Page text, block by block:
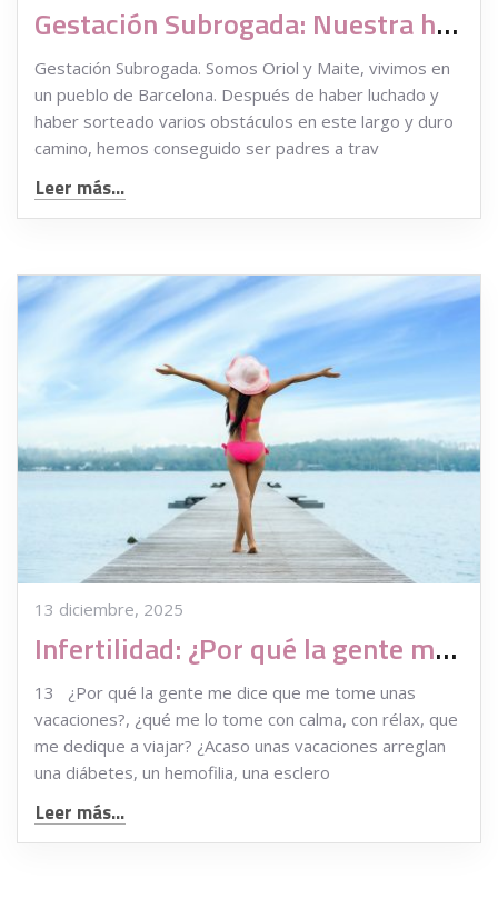
Gestación Subrogada: Nuestra historia, un proceso real
Gestación Subrogada. Somos Oriol y Maite, vivimos en
un pueblo de Barcelona. Después de haber luchado y
haber sorteado varios obstáculos en este largo y duro
camino, hemos conseguido ser padres a trav
Leer más...
13 diciembre, 2025
Infertilidad: ¿Por qué la gente me dice que me tome unas vacaciones?
13 ¿Por qué la gente me dice que me tome unas
vacaciones?, ¿qué me lo tome con calma, con rélax, que
me dedique a viajar? ¿Acaso unas vacaciones arreglan
una diábetes, un hemofilia, una esclero
Leer más...